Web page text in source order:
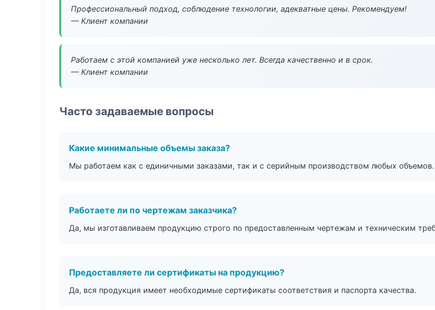
Профессиональный подход, соблюдение технологии, адекватные цены. Рекомендуем!
— Клиент компании
Работаем с этой компанией уже несколько лет. Всегда качественно и в срок.
— Клиент компании
Часто задаваемые вопросы
Какие минимальные объемы заказа?
Мы работаем как с единичными заказами, так и с серийным производством любых объемов.
Работаете ли по чертежам заказчика?
Да, мы изготавливаем продукцию строго по предоставленным чертежам и техническим
Предоставляете ли сертификаты на продукцию?
Да, вся продукция имеет необходимые сертификаты соответствия и паспорта качества.